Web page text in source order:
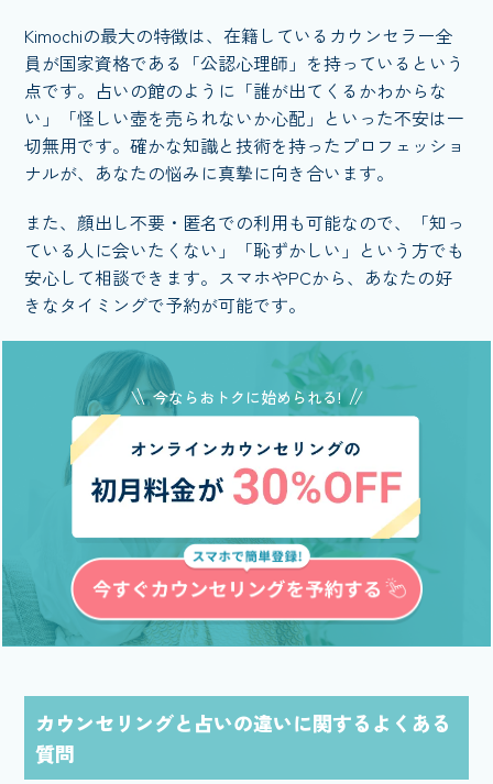
Kimochiの最大の特徴は、在籍しているカウンセラー全
員が国家資格である「公認心理師」を持っているという
点です。占いの館のように「誰が出てくるかわからな
い」「怪しい壺を売られないか心配」といった不安は一
切無用です。確かな知識と技術を持ったプロフェッショ
ナルが、あなたの悩みに真摯に向き合います。
また、顔出し不要・匿名での利用も可能なので、「知っ
ている人に会いたくない」「恥ずかしい」という方でも
安心して相談できます。スマホやPCから、あなたの好
きなタイミングで予約が可能です。
今ならおトクに始められる!
カウンセリングと占いの違いに関するよくある
質問